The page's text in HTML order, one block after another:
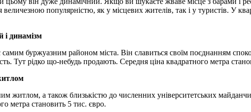
величезною популярністю, як у місцевих жителів, так і у туристів. У
і динамізм
самим буржуазним районом міста. Він славиться своїм поєднанням
Тут рідко що-небудь продають. Середня ціна квадратного метра
житлом, а також близькістю до численних університетських
метра становить 5 тис. євро.